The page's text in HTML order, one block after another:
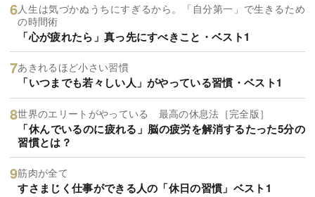
人生は気づかぬうちにすぎるから。「自分第一」で生きるため
の時間術
「心が疲れたら」真っ先にすべきこと・ベスト1
あきれるほど小さい習慣
「いつまでも若々しい人」がやっている習慣・ベスト1
世界のエリートがやっている 最高の休息法［完全版］
「休んでいるのに疲れる」脳の疲労を解消するたった5分の
習慣とは？
筋肉が全て
すさまじく仕事ができる人の「休日の習慣」ベスト1